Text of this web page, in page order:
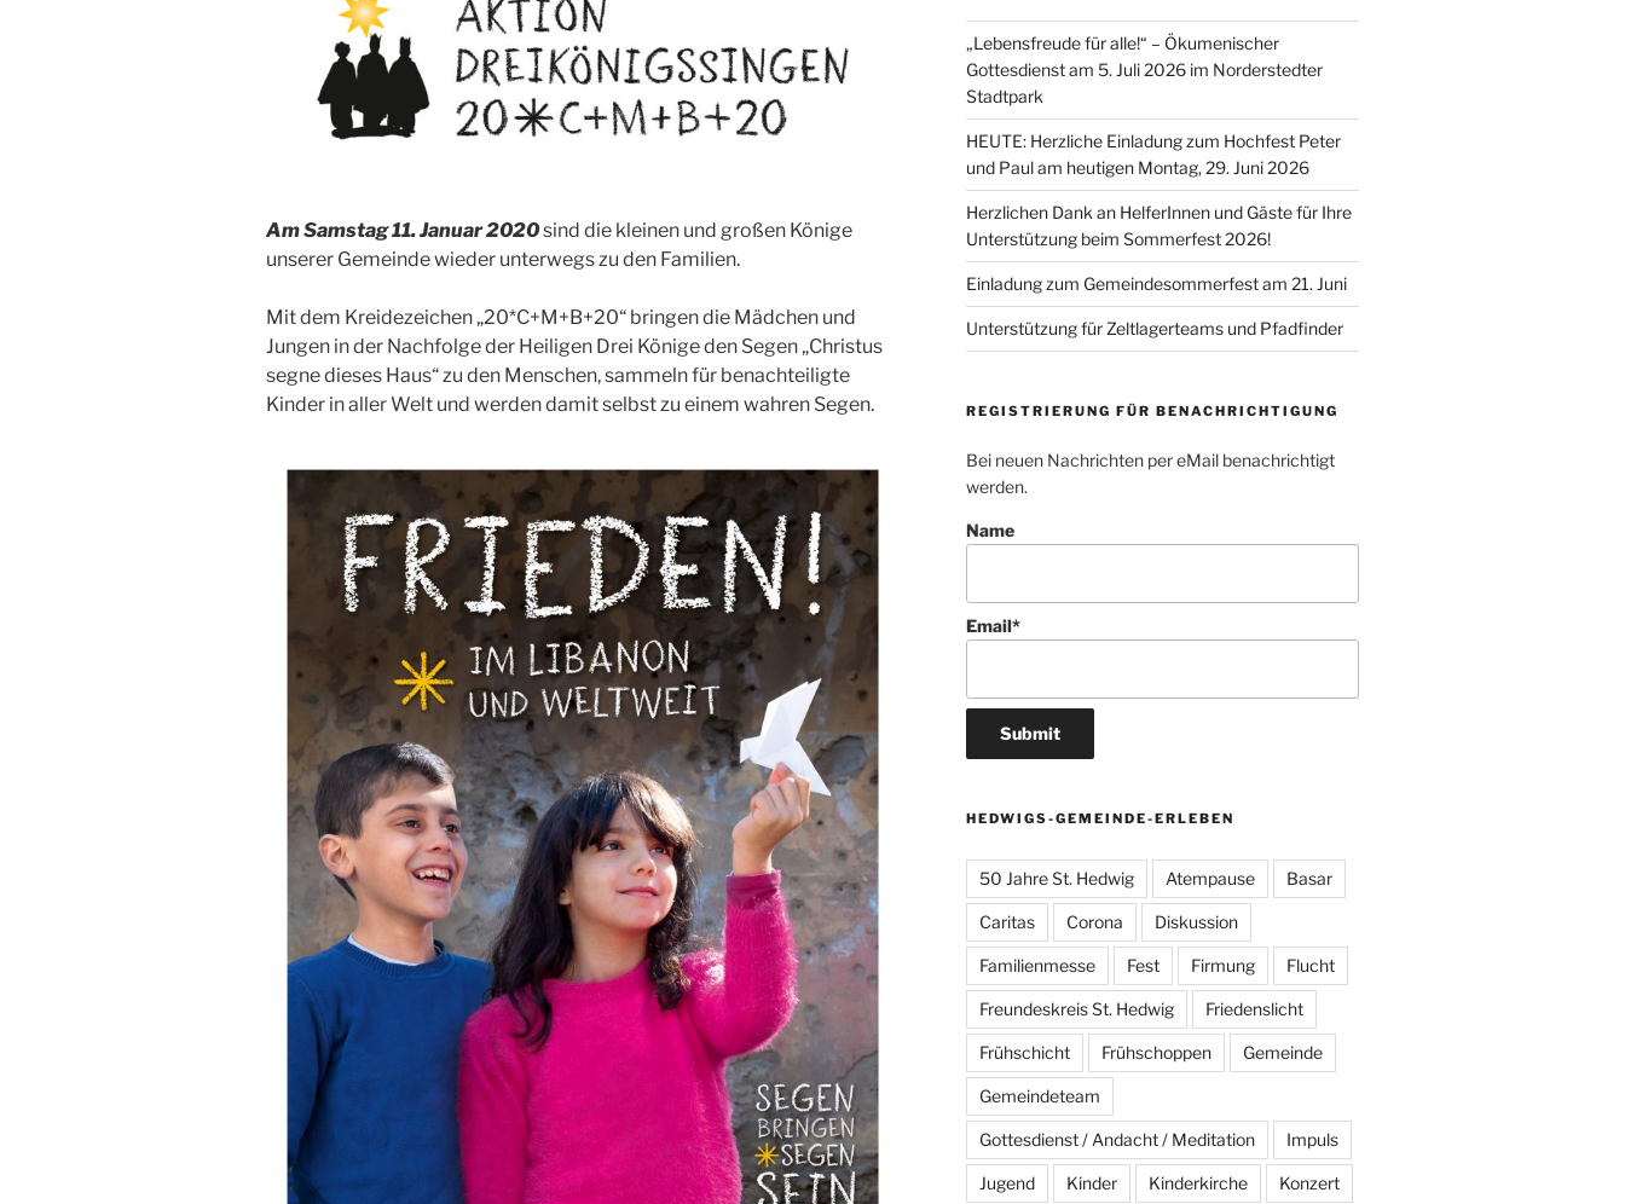
Am Samstag 11. Januar 2020sind die kleinen und großen Könige
unserer Gemeinde wieder unterwegs zu den Familien.
Mit dem Kreidezeichen „20*C+M+B+20“ bringen die Mädchen und
Jungen in der Nachfolge der Heiligen Drei Könige den Segen „Christus
segne dieses Haus“ zu den Menschen, sammeln für benachteiligte
Kinder in aller Welt und werden damit selbst zu einem wahren Segen.
„Lebensfreude für alle!“ – Ökumenischer
Gottesdienst am 5. Juli 2026 im Norderstedter
Stadtpark
HEUTE: Herzliche Einladung zum Hochfest Peter
und Paul am heutigen Montag, 29. Juni 2026
Herzlichen Dank an HelferInnen und Gäste für Ihre
Unterstützung beim Sommerfest 2026!
Einladung zum Gemeindesommerfest am 21. Juni
Unterstützung für Zeltlagerteams und Pfadfinder
REGISTRIERUNG FÜR BENACHRICHTIGUNG
Bei neuen Nachrichten per eMail benachrichtigt
werden.
Name
Email*
HEDWIGS-GEMEINDE-ERLEBEN
50 Jahre St. Hedwig Atempause Basar
Caritas Corona Diskussion
Familienmesse Fest Firmung Flucht
Freundeskreis St. Hedwig Friedenslicht
Frühschicht Frühschoppen Gemeinde
Gemeindeteam
Gottesdienst / Andacht / Meditation Impuls
Jugend Kinder Kinderkirche Konzert